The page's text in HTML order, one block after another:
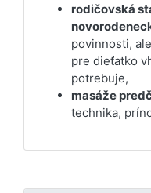
rodičovská
povinnosti,
pre dieťatko
potrebuje,
masáže
technika,